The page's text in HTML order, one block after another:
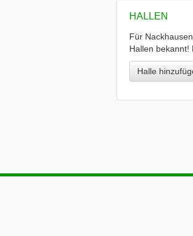
HALLEN
Für
Hallen bekannt!
Halle